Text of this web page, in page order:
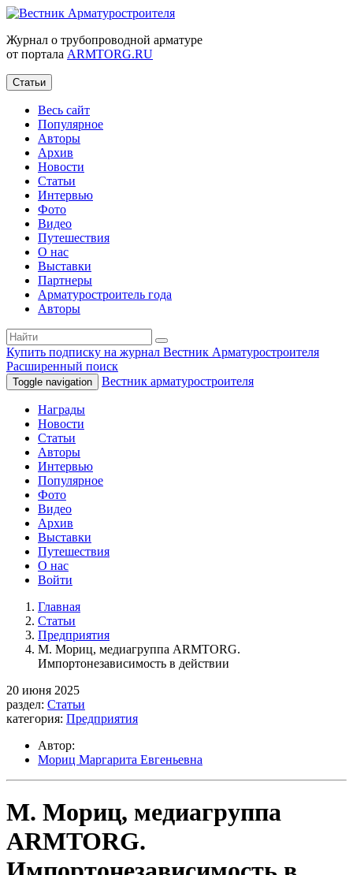
Журнал о трубопроводной арматуре
от портала ARMTORG.RU
Статьи
Весь сайт
Популярное
Авторы
Архив
Новости
Статьи
Интервью
Фото
Видео
Путешествия
О нас
Выставки
Партнеры
Арматуростроитель года
Авторы
Купить подписку на журнал Вестник Арматуростроителя
Расширенный поиск
Toggle navigation Вестник арматуростроителя
Награды
Новости
Статьи
Авторы
Интервью
Популярное
Фото
Видео
Архив
Выставки
Путешествия
О нас
Войти
Главная
Статьи
Предприятия
М. Мориц, медиагруппа ARMTORG.
Импортонезависимость в действии
20 июня 2025
раздел: Статьи
категория: Предприятия
Автор:
Мориц Маргарита Евгеньевна
М. Мориц, медиагруппа
ARMTORG.